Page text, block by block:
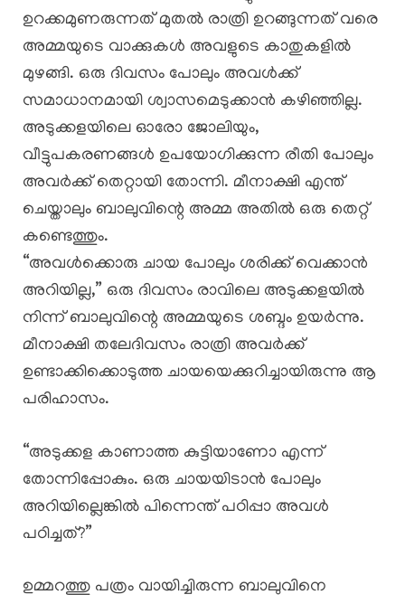
ഉറക്കമുണരുന്നത് മുതൽ രാത്രി ഉറങ്ങുന്നത് വരെ
അമ്മയുടെ വാക്കുകൾ അവളുടെ കാതുകളിൽ
മുഴങ്ങി. ഒരു ദിവസം പോലും അവൾക്ക്
സമാധാനമായി ശ്വാസമെടുക്കാൻ കഴിഞ്ഞില്ല.
അടുക്കളയിലെ ഓരോ ജോലിയും,
വീട്ടുപകരണങ്ങൾ ഉപയോഗിക്കുന്ന രീതി പോലും
അവർക്ക് തെറ്റായി തോന്നി. മീനാക്ഷി എന്ത്
ചെയ്താലും ബാലുവിന്റെ അമ്മ അതിൽ ഒരു തെറ്റ്
കണ്ടെത്തും.
“അവൾക്കൊരു ചായ പോലും ശരിക്ക് വെക്കാൻ
അറിയില്ല,” ഒരു ദിവസം രാവിലെ അടുക്കളയിൽ
നിന്ന് ബാലുവിന്റെ അമ്മയുടെ ശബ്ദം ഉയർന്നു.
മീനാക്ഷി തലേദിവസം രാത്രി അവർക്ക്
ഉണ്ടാക്കിക്കൊടുത്ത ചായയെക്കുറിച്ചായിരുന്നു ആ
പരിഹാസം.
“അടുക്കള കാണാത്ത കുട്ടിയാണോ എന്ന്
തോന്നിപ്പോകും. ഒരു ചായയിടാൻ പോലും
അറിയില്ലെങ്കിൽ പിന്നെന്ത് പഠിപ്പാ അവൾ
പഠിച്ചത്?”
ഉമ്മറത്തു പത്രം വായിച്ചിരുന്ന ബാലുവിനെ